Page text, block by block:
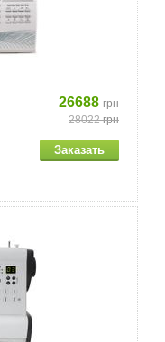
26688 грн
28022грн